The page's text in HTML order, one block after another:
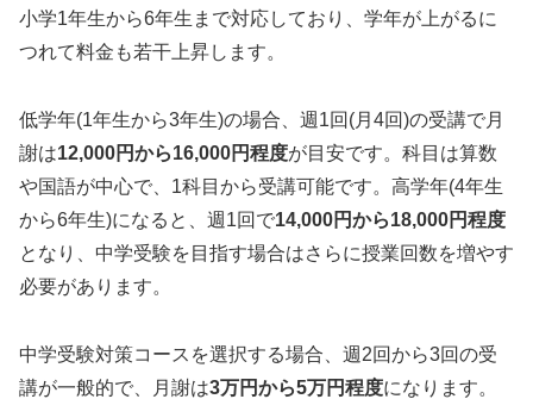
小学1年生から6年生まで対応しており、学年が上がるに
つれて料金も若干上昇します。
低学年(1年生から3年生)の場合、週1回(月4回)の受講で月
謝は12,000円から16,000円程度が目安です。科目は算数
や国語が中心で、1科目から受講可能です。高学年(4年生
から6年生)になると、週1回で14,000円から18,000円程度
となり、中学受験を目指す場合はさらに授業回数を増やす
必要があります。
中学受験対策コースを選択する場合、週2回から3回の受
講が一般的で、月謝は3万円から5万円程度になります。